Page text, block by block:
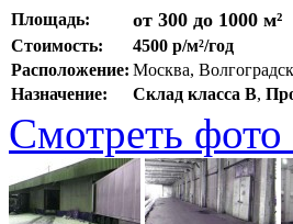
Площадь: от 300 до 1000 м²
Стоимость:
4500 р/м²/год
Расположение: Москва,
Назначение:
Склад класса B,
Смотреть